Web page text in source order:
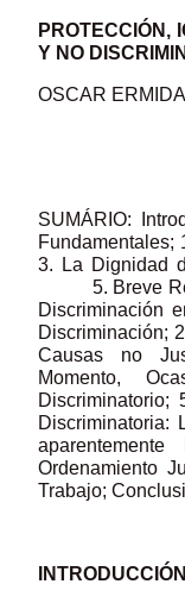
PROTECCIÓN,
Y NO
OSCAR
SUMÁRIO:
Fundamentales;
3. La Dignidad
5. Breve
Discriminación;
Causas no
Momento,
Discriminatorio;
Discriminatoria:
Ordenamiento
Trabajo;
INTRODUCCIÓN